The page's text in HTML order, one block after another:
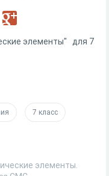
элементы" для 7
7 класс
элементы.